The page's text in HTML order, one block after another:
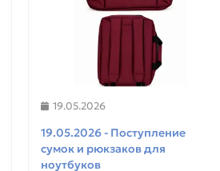
19.05.2026
19.05.2026 - Поступление
сумок и рюкзаков для
ноутбуков